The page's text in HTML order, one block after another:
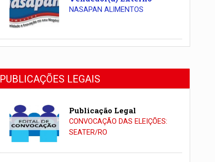
NASAPAN ALIMENTOS
PUBLICAÇÕES LEGAIS
Publicação Legal
CONVOCAÇÃO DAS ELEIÇÕES:
SEATER/RO